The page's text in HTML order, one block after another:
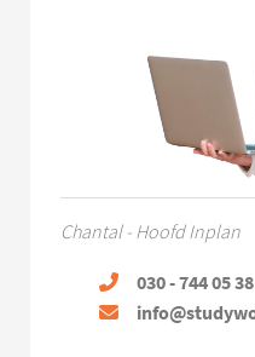
Chantal - Hoofd Inplan
030 - 744 05 38